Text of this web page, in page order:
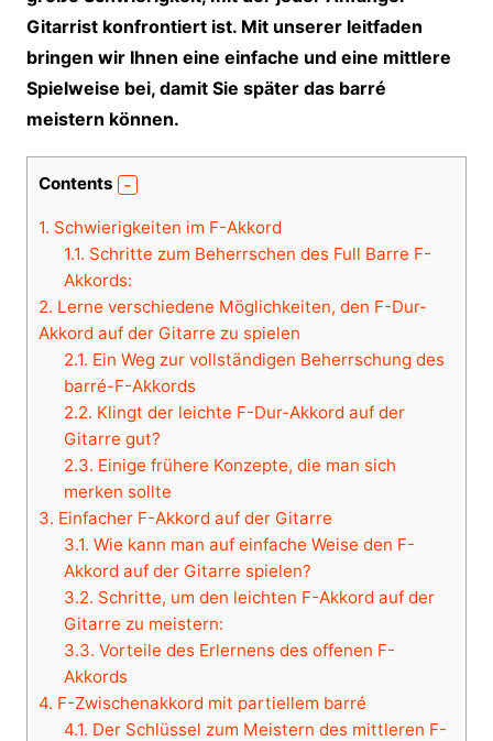
Gitarrist konfrontiert ist. Mit unserer leitfaden
bringen wir Ihnen eine einfache und eine mittlere
Spielweise bei, damit Sie später das barré
meistern können.
Contents
1. Schwierigkeiten im F-Akkord
1.1. Schritte zum Beherrschen des Full Barre F-
Akkords:
2. Lerne verschiedene Möglichkeiten, den F-Dur-
Akkord auf der Gitarre zu spielen
2.1. Ein Weg zur vollständigen Beherrschung des
barré-F-Akkords
2.2. Klingt der leichte F-Dur-Akkord auf der
Gitarre gut?
2.3. Einige frühere Konzepte, die man sich
merken sollte
3. Einfacher F-Akkord auf der Gitarre
3.1. Wie kann man auf einfache Weise den F-
Akkord auf der Gitarre spielen?
3.2. Schritte, um den leichten F-Akkord auf der
Gitarre zu meistern:
3.3. Vorteile des Erlernens des offenen F-
Akkords
4. F-Zwischenakkord mit partiellem barré
4.1. Der Schlüssel zum Meistern des mittleren F-